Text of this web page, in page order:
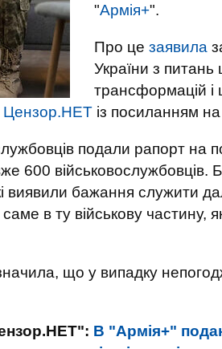
"Армія+".
Про це заявила
України з
трансформацій і
Цензор.НЕТ із посиланням
подали рапорт на
600 військовослужбовців.
виявили бажання служити
в ту військову частину,
що у випадку
В "Армія+"